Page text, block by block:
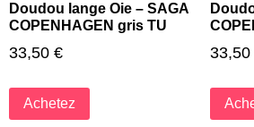
Doudou lange Oie – SAGA
COPENHAGEN gris TU
33,50 €
Achetez
33,50